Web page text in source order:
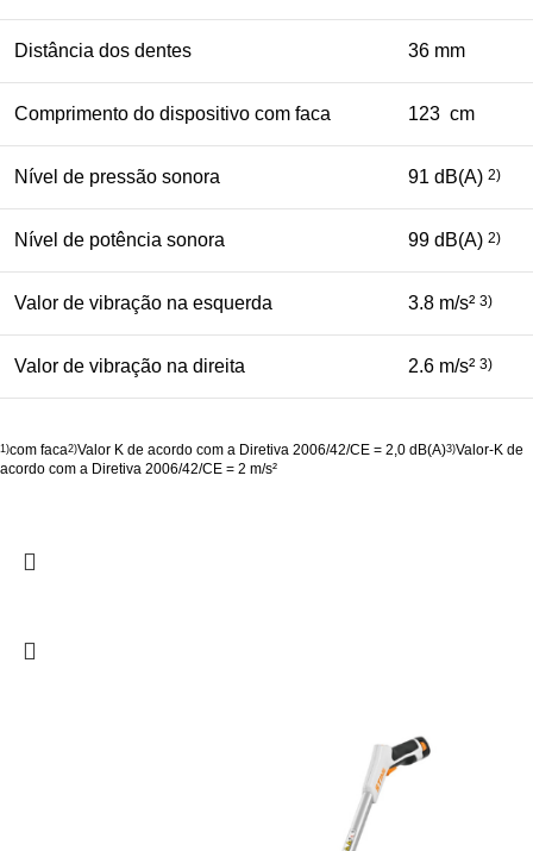
Distância dos dentes 36 mm
Comprimento do dispositivo com faca 123 cm
Nível de pressão sonora 91 dB(A) 2)
Nível de potência sonora 99 dB(A) 2)
Valor de vibração na esquerda 3.8 m/s² 3)
Valor de vibração na direita 2.6 m/s² 3)
1)com faca2)Valor K de acordo com a Diretiva 2006/42/CE = 2,0 dB(A)3)Valor-K de
acordo com a Diretiva 2006/42/CE = 2 m/s²